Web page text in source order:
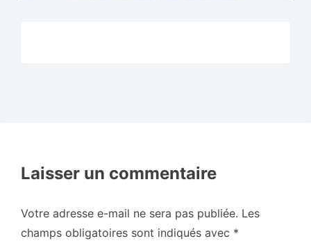
Laisser un commentaire
Votre adresse e-mail ne sera pas publiée. Les
champs obligatoires sont indiqués avec *